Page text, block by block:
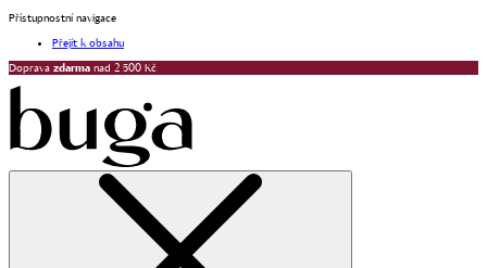
Přístupnostní navigace
Přejít k obsahu
Doprava zdarma nad 2 500 Kč